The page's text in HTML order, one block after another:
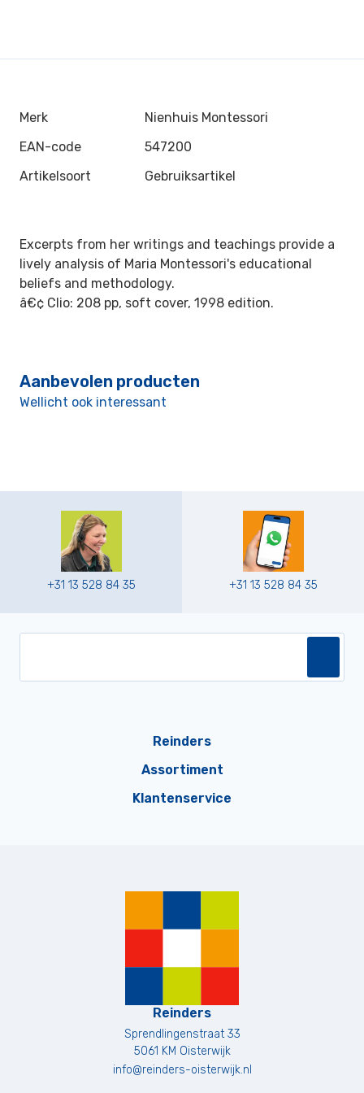
Merk
Nienhuis Montessori
EAN-code
547200
Artikelsoort
Gebruiksartikel
Excerpts from her writings and teachings provide a
lively analysis of Maria Montessori's educational
beliefs and methodology.
â€¢ Clio: 208 pp, soft cover, 1998 edition.
Aanbevolen producten
Wellicht ook interessant
+31 13 528 84 35 +31 13 528 84 35
Reinders
Assortiment
Klantenservice
Reinders
Sprendlingenstraat 33
5061 KM Oisterwijk
info@reinders-oisterwijk.nl